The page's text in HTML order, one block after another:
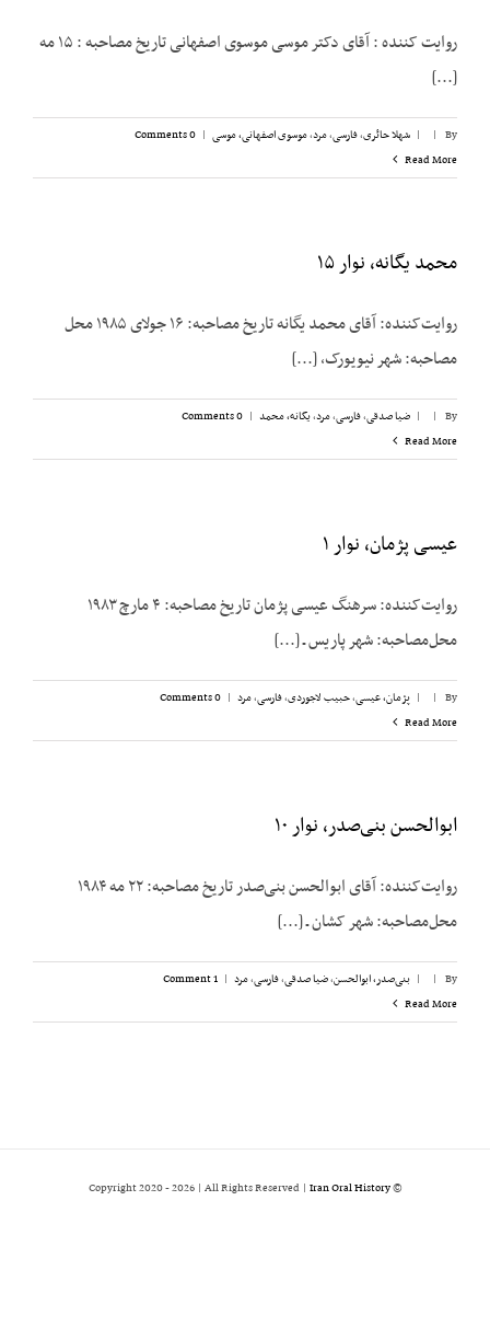
روایت کننده : آقای دکتر موسی موسوی اصفهانی تاریخ مصاحبه‌ : ۱۵ مه
[...]
By
|
| شهلا حائری,فارسی,مرد,موسوی اصفهانی، موسی |
0 Comments
Read More
محمد یگانه، نوار ۱۵
روایت‌کننده: آقای محمد یگانه تاریخ مصاحبه: ۱۶ جولای ۱۹۸۵ محل
مصاحبه: شهر نیویورک، [...]
By
|
| ضیا صدقی,فارسی,مرد,یگانه، محمد |
0 Comments
Read More
عیسی پژمان، نوار ۱
روایت‌کننده: سرهنگ عیسی پژمان تاریخ مصاحبه: ۴ مارچ ۱۹۸۳
محل‌مصاحبه: شهر پاریس ـ [...]
By
|
| پژمان، عیسی,حبیب لاجوردی,فارسی,مرد |
0 Comments
Read More
ابوالحسن بنی‌صدر، نوار ۱۰
روایت‌کننده: آقای ابوالحسن بنی‌صدر تاریخ مصاحبه: ۲۲ مه ۱۹۸۴
محل‌مصاحبه: شهر کشان ـ [...]
By
|
| بنی‌صدر، ابوالحسن,ضیا صدقی,فارسی,مرد |
1 Comment
Read More
© Copyright 2020 -
2026 | All Rights Reserved | Iran Oral History